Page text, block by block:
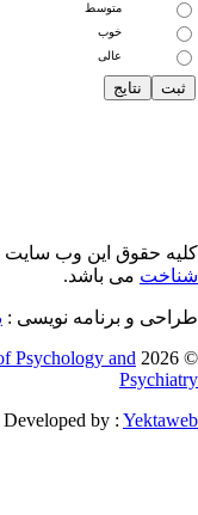
متوسط
خوب
عالی
حقوق این وب سایت
می باشد.
و برنامه نویسی :
©
of Psychology and
Developed by :